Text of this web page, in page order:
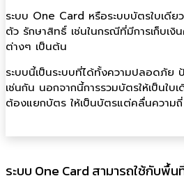
ระบบ One Card หรือระบบบัตรใบเดีย
ตัว รักษาสิทธิ์ เช่นในกรณีที่มีการเก็บเ
ต่างๆ เป็นต้น
ระบบนี้เป็นระบบที่ได้ทั้งความปลอดภัย
เช่นกัน นอกจากนี้การรวมบัตรให้เป็นใ
ต้องแยกบัตร ให้เป็นบัตรแต่คลื่นความ
ระบบ One Card สามารถใช้กับพื้น